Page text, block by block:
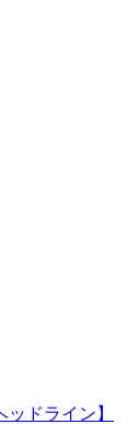
ドライン】